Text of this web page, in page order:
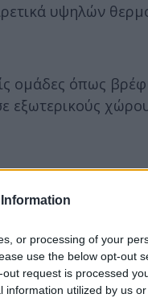
or processing of your
use the below opt-out
request is processed
utilized by us
υψηλών
ομάδες όπως
εξωτερικούς
αντηλιακό.